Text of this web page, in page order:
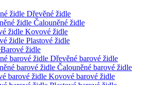
Dřevěné židle
Čalouněné židle
Kovové židle
Plastové židle
Barové židle
Dřevěné barové židle
Čalouněné barové židle
Kovové barové židle